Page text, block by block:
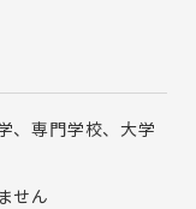
、専門学校、大学
せん